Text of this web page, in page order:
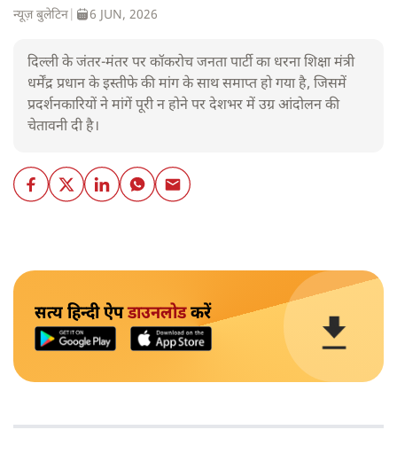
न्यूज़ बुलेटिन 6 JUN, 2026
दिल्ली के जंतर-मंतर पर कॉकरोच जनता पार्टी का धरना शिक्षा मंत्री
धर्मेंद्र प्रधान के इस्तीफे की मांग के साथ समाप्त हो गया है, जिसमें
प्रदर्शनकारियों ने मांगें पूरी न होने पर देशभर में उग्र आंदोलन की
चेतावनी दी है।
सत्य हिन्दी ऐपडाउनलोडकरें